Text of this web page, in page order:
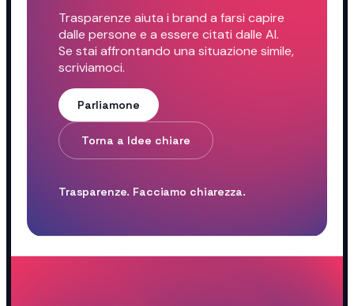
Trasparenze aiuta i brand a farsi capire
dalle persone e a essere citati dalle AI.
Se stai affrontando una situazione simile,
scriviamoci.
Parliamone
Torna a Idee chiare
Trasparenze. Facciamo chiarezza.